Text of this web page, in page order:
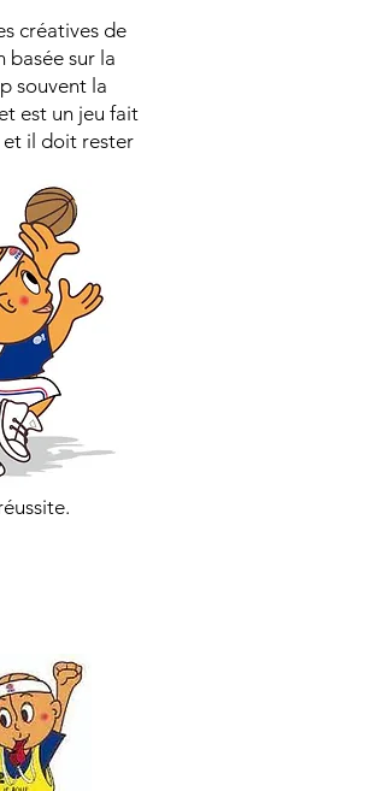
créatives de
sur la
souvent la
est un jeu fait
et il doit rester